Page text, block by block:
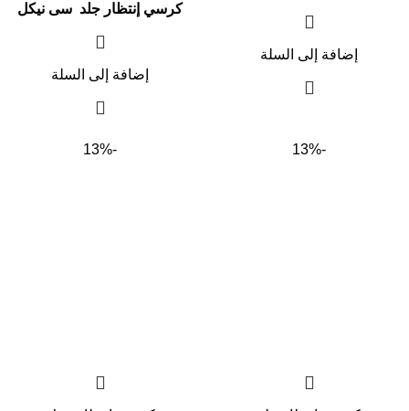
إضافة إلى السلة
كرسي إنتظار جلد سى نيكل
إضافة إلى السلة
-13%
-13%